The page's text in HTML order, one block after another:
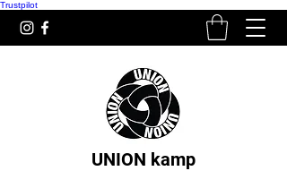
Trustpilot
UNION kamp